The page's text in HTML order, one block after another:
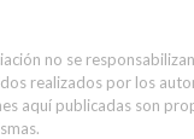
no se
realizados por los
aquí publicadas son